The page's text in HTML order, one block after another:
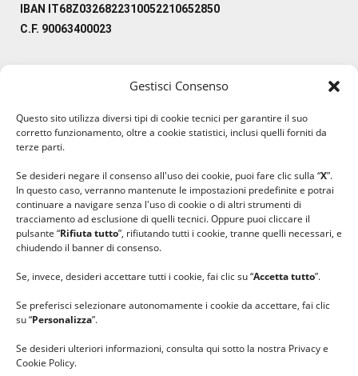
Gestisci Consenso
Questo sito utilizza diversi tipi di cookie tecnici per garantire il suo
corretto funzionamento, oltre a cookie statistici, inclusi quelli forniti da
terze parti.
Se desideri negare il consenso all'uso dei cookie, puoi fare clic sulla “X”.
In questo caso, verranno mantenute le impostazioni predefinite e potrai
continuare a navigare senza l'uso di cookie o di altri strumenti di
tracciamento ad esclusione di quelli tecnici. Oppure puoi cliccare il
pulsante “Rifiuta tutto”, rifiutando tutti i cookie, tranne quelli necessari, e
chiudendo il banner di consenso.
Se, invece, desideri accettare tutti i cookie, fai clic su “Accetta tutto”.
Se preferisci selezionare autonomamente i cookie da accettare, fai clic
su “Personalizza”.
Se desideri ulteriori informazioni, consulta qui sotto la nostra Privacy e
Cookie Policy.
IBAN IT68Z0326822310052210652850
C.F. 90063400023
#lanaterapia
#ilcaloredellempatia